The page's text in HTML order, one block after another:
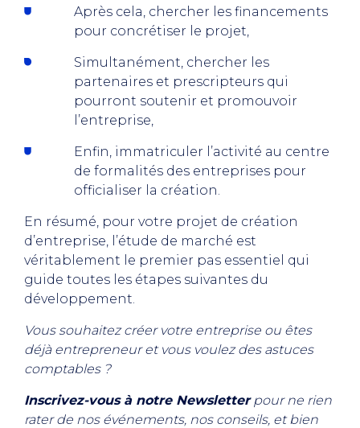
Après cela, chercher les financements
pour concrétiser le projet,
Simultanément, chercher les
partenaires et prescripteurs qui
pourront soutenir et promouvoir
l’entreprise,
Enfin, immatriculer l’activité au centre
de formalités des entreprises pour
officialiser la création.
En résumé, pour votre projet de création
d’entreprise, l’étude de marché est
véritablement le premier pas essentiel qui
guide toutes les étapes suivantes du
développement.
Vous souhaitez créer votre entreprise ou êtes
déjà entrepreneur et vous voulez des astuces
comptables ?
Inscrivez-vous à notre Newsletterpour ne rien
rater de nos événements, nos conseils, et bien